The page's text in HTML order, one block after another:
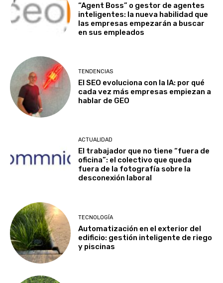
“Agent Boss” o gestor de agentes
inteligentes: la nueva habilidad que
las empresas empezarán a buscar
en sus empleados
TENDENCIAS
El SEO evoluciona con la IA: por qué
cada vez más empresas empiezan a
hablar de GEO
ACTUALIDAD
El trabajador que no tiene “fuera de
oficina”: el colectivo que queda
fuera de la fotografía sobre la
desconexión laboral
TECNOLOGÍA
Automatización en el exterior del
edificio: gestión inteligente de riego
y piscinas